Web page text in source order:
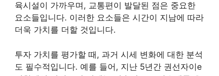
육시설이 가까우며, 교통편이 발달된 점은 중요한
요소들입니다. 이러한 요소들은 시간이 지남에 따라
더욱 가치를 더할 것입니다.
투자 가치를 평가할 때, 과거 시세 변화에 대한 분석
도 필수적입니다. 예를 들어, 지난 5년간 권선자이e